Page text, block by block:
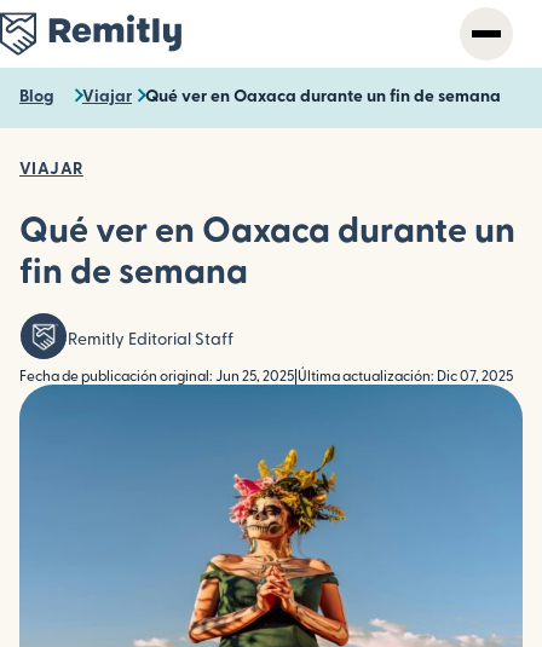
Skip
to
main
content
Blog Viajar Qué ver en Oaxaca durante un fin de semana
VIAJAR
Qué ver en Oaxaca durante un
fin de semana
Remitly Editorial Staff
Fecha de publicación original: Jun 25, 2025 Última actualización: Dic 07, 2025